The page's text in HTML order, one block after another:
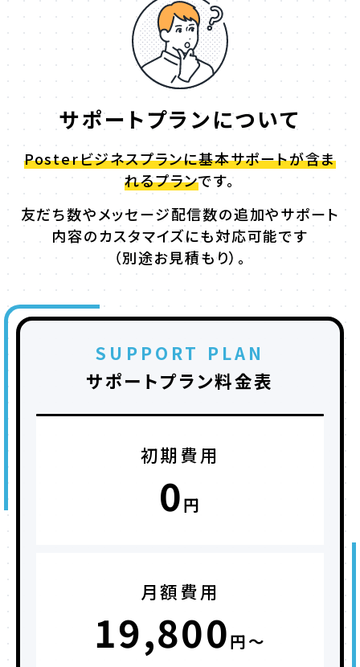
サポートプランについて
Posterビジネスプランに基本サポートが含ま
れるプランです。
友だち数やメッセージ配信数の追加やサポート
内容のカスタマイズにも対応可能です
（別途お見積もり）。
SUPPORT PLAN
サポートプラン料金表
初期費用
0円
月額費用
19,800円〜